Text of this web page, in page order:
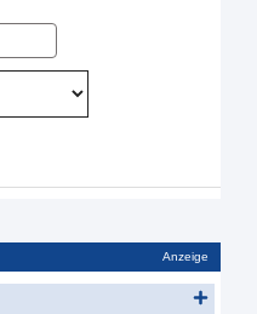
Anzeige